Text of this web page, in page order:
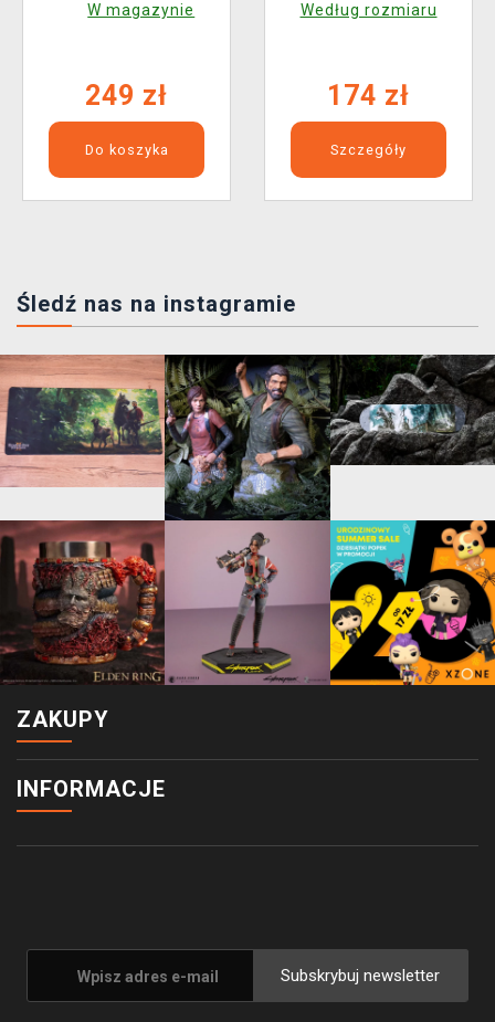
W magazynie
249 zł
Do koszyka
Według rozmiaru
174 zł
Szczegóły
Śledź nas na instagramie
ZAKUPY
INFORMACJE
Subskrybuj newsletter